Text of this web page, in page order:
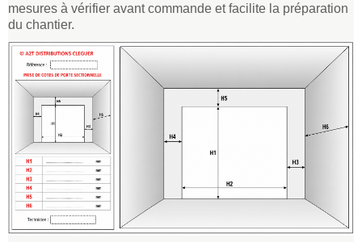
mesures à vérifier avant commande et facilite la préparation
du chantier.